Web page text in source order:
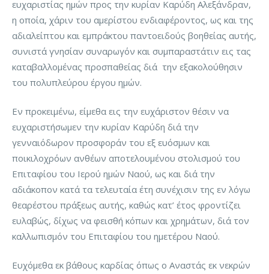
ευχαριστίας ημών προς την κυρίαν Καρύδη Αλεξάνδραν,
η οποία, χάριν του αμερίστου ενδιαφέροντος, ως και της
αδιαλείπτου και εμπράκτου παντοειδούς βοηθείας αυτής,
συνιστά γνησίαν συναρωγόν και συμπαραστάτιν εις τας
καταβαλλομένας προσπαθείας διά την εξακολούθησιν
του πολυπλεύρου έργου ημών.
Εν προκειμένω, είμεθα εις την ευχάριστον θέσιν να
ευχαριστήσωμεν την κυρίαν Καρύδη διά την
γενναιόδωρον προσφοράν του εξ ευόσμων και
ποικιλοχρόων ανθέων αποτελουμένου στολισμού του
Επιταφίου του Ιερού ημών Ναού, ως και διά την
αδιάκοπον κατά τα τελευταία έτη συνέχισιν της εν λόγω
θεαρέστου πράξεως αυτής, καθώς κατ’ έτος φροντίζει
ευλαβώς, δίχως να φεισθή κόπων και χρημάτων, διά τον
καλλωπισμόν του Επιταφίου του ημετέρου Ναού.
Ευχόμεθα εκ βάθους καρδίας όπως ο Αναστάς εκ νεκρών